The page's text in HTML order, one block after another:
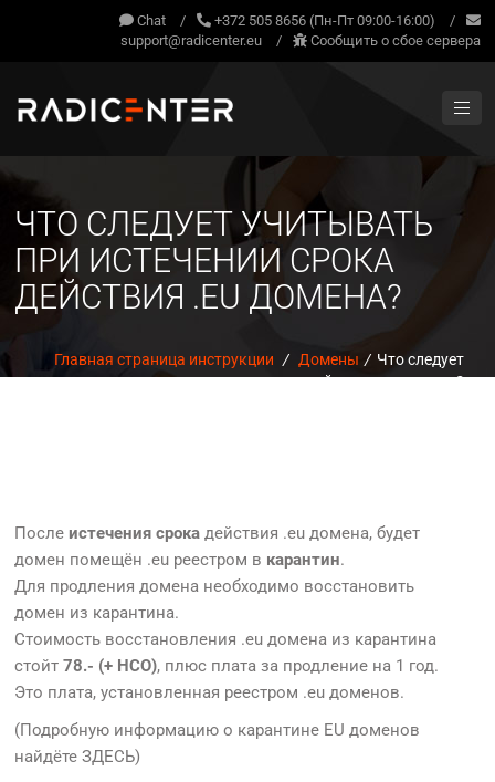
Chat / +372 505 8656 (Пн-Пт 09:00-16:00)
/
support@radicenter.eu
/ Сообщить о сбое сервера
ЧТО СЛЕДУЕТ УЧИТЫВАТЬ
ПРИ ИСТЕЧЕНИИ СРОКА
ДЕЙСТВИЯ .EU ДОМЕНА?
Главная страница инструкции / Домены / Что следует
учитывать при истечении срока действия .eu домена?
Послеистечения срока действия .eu домена, будет
домен помещён .eu реестром в карантин.
Для продления домена необходимо восстановить
домен из карантина.
Стоимость восстановления .eu домена из карантина
стойт78.- (+ НСО), плюс плата за продление на 1 год.
Это плата, установленная реестром .eu доменов.
(Подробную информацию о карантине EU доменов
найдётеЗДЕСЬ)